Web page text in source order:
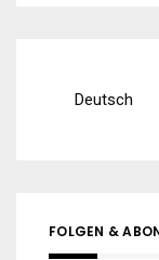
Deutsch
FOLGEN &